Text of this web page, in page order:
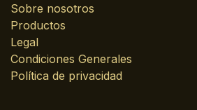
Sobre nosotros
Productos
Legal
Condiciones Generales
Política de privacidad